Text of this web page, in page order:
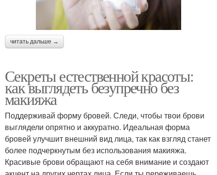
читать дальше →
Секреты естественной красоты:
как выглядеть безупречно без
макияжа
Поддерживай форму бровей. Следи, чтобы твои брови
выглядели опрятно и аккуратно. Идеальная форма
бровей улучшит внешний вид лица, так как взгляд станет
более подчеркнутым без использования макияжа.
Красивые брови обращают на себя внимание и создают